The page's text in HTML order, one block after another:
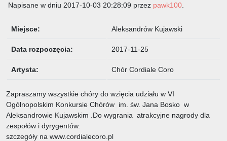
Napisane w dniu 2017-10-03 20:28:09 przez pawk100
Miejsce: Aleksandrów Kujawski
Data rozpoczęcia: 2017-11-25
Artysta: Chór Cordiale Coro
Zapraszamy wszystkie chóry do wzięcia udziału w VI
Ogólnopolskim Konkursie Chórów im. św. Jana Bosko w
Aleksandrowie Kujawskim .Do wygrania atrakcyjne nagrody dla
zespołów i dyrygentów.
szczegóły na www.cordialecoro.pl